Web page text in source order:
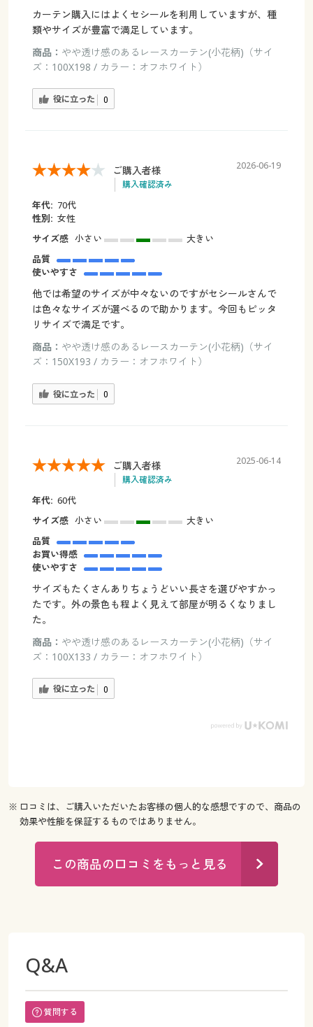
カーテン購入にはよくセシールを利用していますが、種
類やサイズが豊富で満足しています。
商品： やや透け感のあるレースカーテン(小花柄)（サイ
ズ：100X198 / カラー：オフホワイト）
役に立った 0
ご購入者様
購入確認済み
2026-06-19
年代: 70代
性別: 女性
サイズ感 小さい
大きい
品質
使いやすさ
他では希望のサイズが中々ないのですがセシールさんで
は色々なサイズが選べるので助かります。今回もピッタ
リサイズで満足です。
商品： やや透け感のあるレースカーテン(小花柄)（サイ
ズ：150X193 / カラー：オフホワイト）
役に立った 0
ご購入者様
購入確認済み
2025-06-14
年代: 60代
サイズ感 小さい
大きい
品質
お買い得感
使いやすさ
サイズもたくさんありちょうどいい長さを選びやすかっ
たです。外の景色も程よく見えて部屋が明るくなりまし
た。
商品： やや透け感のあるレースカーテン(小花柄)（サイ
ズ：100X133 / カラー：オフホワイト）
役に立った 0
※ 口コミは、ご購入いただいたお客様の個人的な感想ですので、商品の
効果や性能を保証するものではありません。
この商品の口コミをもっと見る
Q&A
質問する